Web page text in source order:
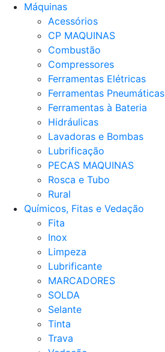
Máquinas
Acessórios
CP MAQUINAS
Combustão
Compressores
Ferramentas Elétricas
Ferramentas Pneumáticas
Ferramentas à Bateria
Hidráulicas
Lavadoras e Bombas
Lubrificação
PECAS MAQUINAS
Rosca e Tubo
Rural
Químicos, Fitas e Vedação
Fita
Inox
Limpeza
Lubrificante
MARCADORES
SOLDA
Selante
Tinta
Trava